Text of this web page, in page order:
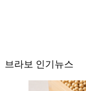
브라보 인기뉴스